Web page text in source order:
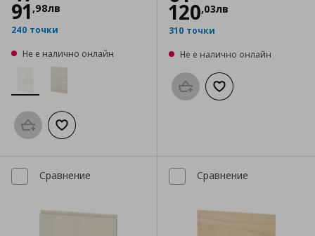
91 ,98лв
240 точки
Не е налично онлайн
Προσθήκη στο καλάθι
Добави към списъка с любими
120,03лв
310 точки
Не е налично онлайн
Προσθήκη στο καλάθι
Добави към
Сравнение Сравнение